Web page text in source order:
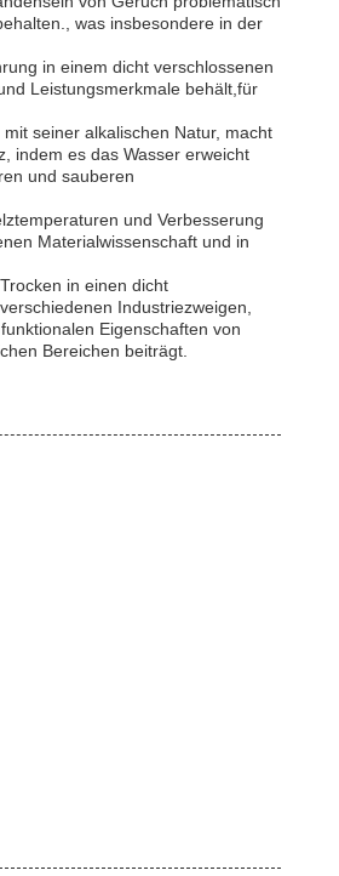
was insbesondere in der
in einem dicht verschlossenen
Leistungsmerkmale behält,für
seiner alkalischen Natur, macht
indem es das Wasser erweicht
und sauberen
und Verbesserung
Materialwissenschaft und in
in einen dicht
Industriezweigen,
Eigenschaften von
Bereichen beiträgt.